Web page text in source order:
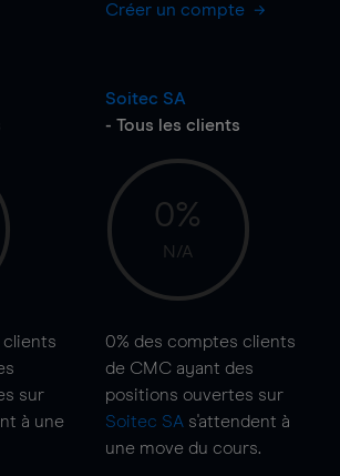
Créer un compte
clients
sur
à une
Soitec SA
- Tous les clients
0%
N/A
0% des comptes clients
de CMC ayant des
positions ouvertes sur
Soitec SA s'attendent à
une move du cours.